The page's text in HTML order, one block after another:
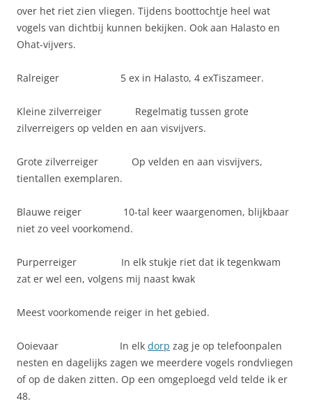
over het riet zien vliegen. Tijdens boottochtje heel wat
vogels van dichtbij kunnen bekijken. Ook aan Halasto en
Ohat-vijvers.
Ralreiger 5 ex in Halasto, 4 exTiszameer.
Kleine zilverreiger Regelmatig tussen grote
zilverreigers op velden en aan visvijvers.
Grote zilverreiger Op velden en aan visvijvers,
tientallen exemplaren.
Blauwe reiger 10-tal keer waargenomen, blijkbaar
niet zo veel voorkomend.
Purperreiger In elk stukje riet dat ik tegenkwam
zat er wel een, volgens mij naast kwak
Meest voorkomende reiger in het gebied.
Ooievaar In elk dorp zag je op telefoonpalen
nesten en dagelijks zagen we meerdere vogels rondvliegen
of op de daken zitten. Op een omgeploegd veld telde ik er
48.